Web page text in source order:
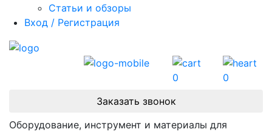
Статьи и обзоры
Вход / Регистрация
0
0
Заказать звонок
Оборудование, инструмент и материалы для